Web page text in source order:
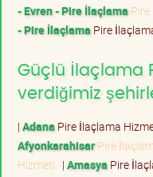
- Evren - Pire İlaçlama
- Pire İlaçlama Pire
Güçlü İlaçlama
verdiğimiz
| Adana Pire İlaçlama
AfyonkarahisarPire
Hizmeti | Amasya Pire